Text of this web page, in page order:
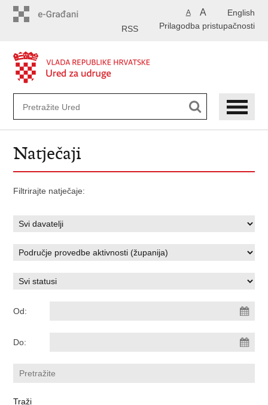
English
A A
Prilagodba pristupačnosti
RSS
Natječaji
Filtrirajte natječaje:
Od:
Do: